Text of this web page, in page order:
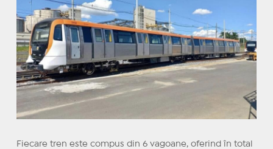
Fiecare tren este compus din 6 vagoane, oferind în total